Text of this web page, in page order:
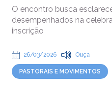
O encontro busca
desempenhados na
inscrição
26/03/2026 Ouça
PASTORAIS E MOVIMENTOS